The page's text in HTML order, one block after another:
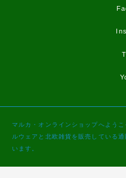
マルカ・オンラインショップへよう
ルウェアと北欧雑貨を販売している
います。